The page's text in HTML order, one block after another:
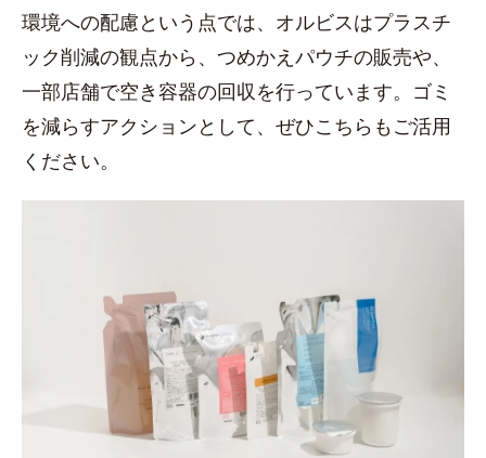
環境への配慮という点では、オルビスはプラスチ
ック削減の観点から、つめかえパウチの販売や、
一部店舗で空き容器の回収を行っています。ゴミ
を減らすアクションとして、ぜひこちらもご活用
ください。